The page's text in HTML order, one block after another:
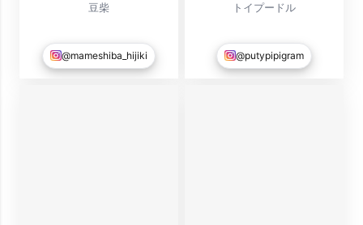
豆柴
@mameshiba_hijiki
トイプードル
@putypipigram